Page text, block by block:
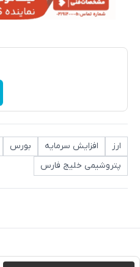
ارز افزایش سرمایه بورس
پتروشیمی خلیج فارس